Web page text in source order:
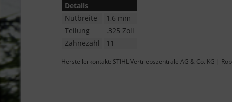
Details
Nutbreite
1,6 mm
Teilung
.325 Zoll
Zähnezahl
11
Herstellerkontakt: STIHL Vertriebszentrale AG & Co. KG |